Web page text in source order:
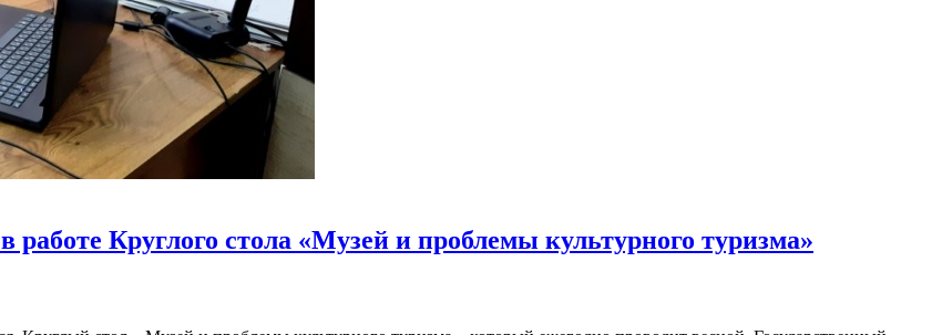
Круглого стола «Музей и проблемы культурного туризма»